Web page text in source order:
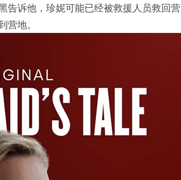
告诉他，珍妮可能已经被救援人员救回营
地。